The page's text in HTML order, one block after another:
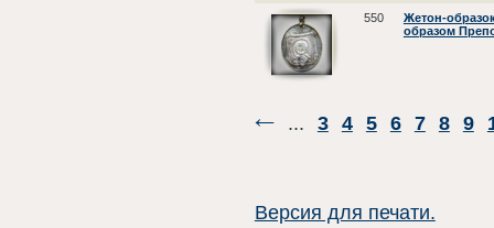
550
Жетон-
образом
... 3 4 5 6 7 8 9
Версия для печати.